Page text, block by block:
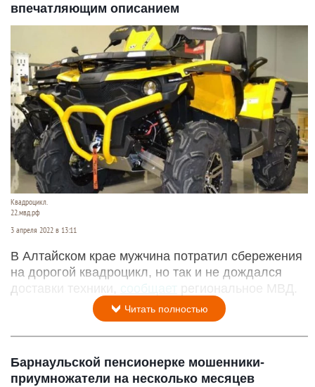
впечатляющим описанием
Квадроцикл.
22.мвд.рф
3 апреля 2022 в 13:11
В Алтайском крае мужчина потратил сбережения
на дорогой квадроцикл, но так и не дождался
доставки техники,
сообщает региональное МВД.
Читать полностью
Барнаульской пенсионерке мошенники-
приумножатели на несколько месяцев